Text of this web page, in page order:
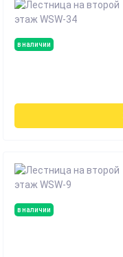
в наличии
в наличии